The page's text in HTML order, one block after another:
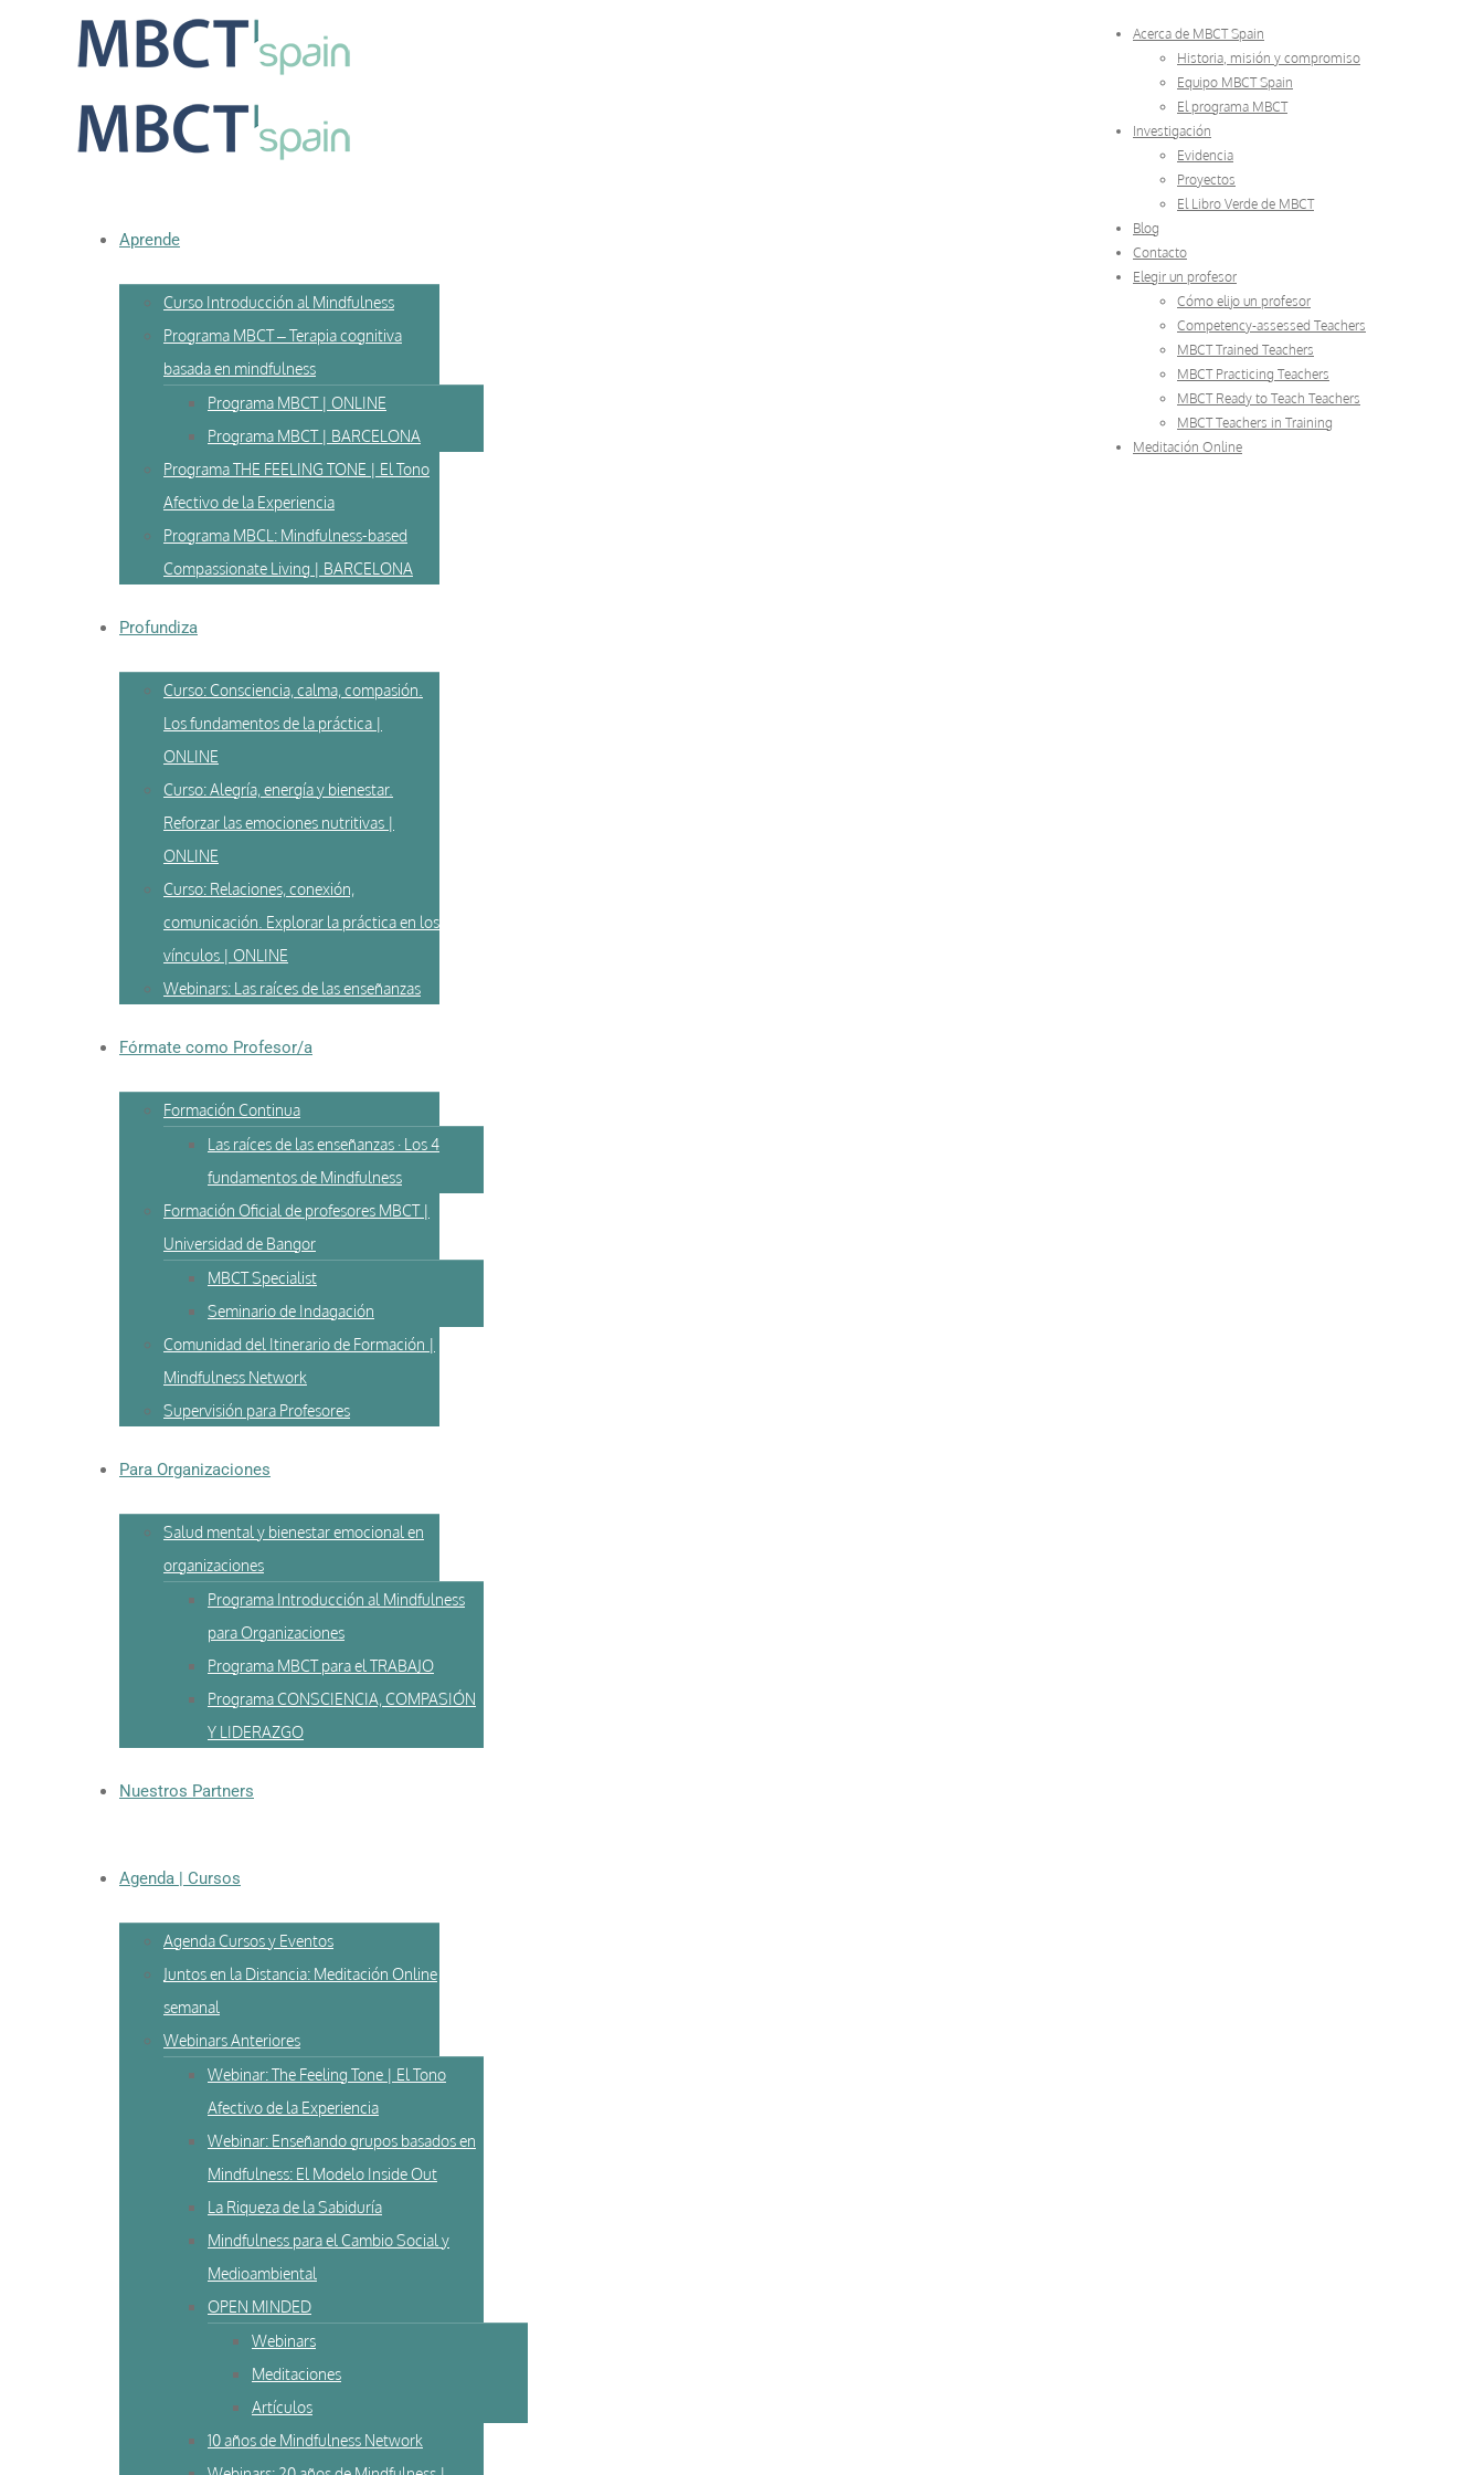
Acerca de MBCT Spain
Historia, misión y compromiso
Equipo MBCT Spain
El programa MBCT
Investigación
Evidencia
Proyectos
El Libro Verde de MBCT
Blog
Contacto
Elegir un profesor
Cómo elijo un profesor
Competency-assessed Teachers
MBCT Trained Teachers
MBCT Practicing Teachers
MBCT Ready to Teach Teachers
MBCT Teachers in Training
Meditación Online
Aprende
Curso Introducción al Mindfulness
Programa MBCT – Terapia cognitiva
basada en mindfulness
Programa MBCT | ONLINE
Programa MBCT | BARCELONA
Programa THE FEELING TONE | El Tono
Afectivo de la Experiencia
Programa MBCL: Mindfulness-based
Compassionate Living | BARCELONA
Profundiza
Curso: Consciencia, calma, compasión.
Los fundamentos de la práctica |
ONLINE
Curso: Alegría, energía y bienestar.
Reforzar las emociones nutritivas |
ONLINE
Curso: Relaciones, conexión,
comunicación. Explorar la práctica en los
vínculos | ONLINE
Webinars: Las raíces de las enseñanzas
Fórmate como Profesor/a
Formación Continua
Las raíces de las enseñanzas · Los 4
fundamentos de Mindfulness
Formación Oficial de profesores MBCT |
Universidad de Bangor
MBCT Specialist
Seminario de Indagación
Comunidad del Itinerario de Formación |
Mindfulness Network
Supervisión para Profesores
Para Organizaciones
Salud mental y bienestar emocional en
organizaciones
Programa Introducción al Mindfulness
para Organizaciones
Programa MBCT para el TRABAJO
Programa CONSCIENCIA, COMPASIÓN
Y LIDERAZGO
Nuestros Partners
Agenda | Cursos
Agenda Cursos y Eventos
Juntos en la Distancia: Meditación Online
semanal
Webinars Anteriores
Webinar: The Feeling Tone | El Tono
Afectivo de la Experiencia
Webinar: Enseñando grupos basados en
Mindfulness: El Modelo Inside Out
La Riqueza de la Sabiduría
Mindfulness para el Cambio Social y
Medioambiental
OPEN MINDED
Webinars
Meditaciones
Artículos
10 años de Mindfulness Network